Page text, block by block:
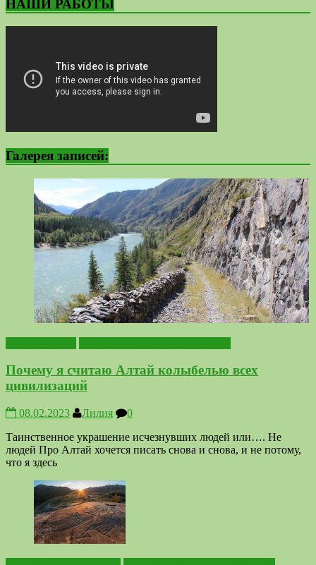
НАШИ РАБОТЫ
Галерея записей:
Почему я считаю Алтай колыбелью всех
цивилизаций
08.02.2023 Лилия
0
Таинственное украшение исчезнувших людей или…. Не
людей Про Алтай хочется писать снова и снова, и не потому,
что я здесь